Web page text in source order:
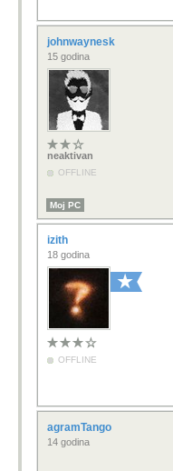
johnwaynesk
15 godina
neaktivan
OFFLINE
Moj PC
izith
18 godina
OFFLINE
agramTango
14 godina